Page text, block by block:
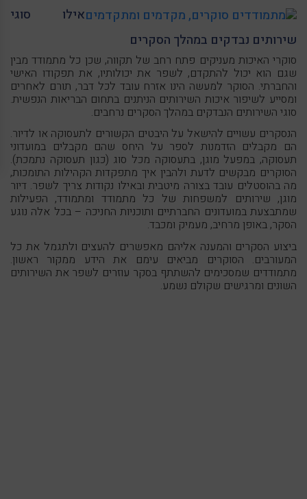
אילו סוגי
שירותים נבדקים במהלך הסקרים
סוקרי האיכות מעניקים פתח רחב של תקווה, שכן כל מתמודד מבין
שגם הוא יכול להתקדם, לשפר את יכולותיו, את תפקודו האישי
והחברתי. הסוקר למעשה הינו אזרח עובד לכל דבר, תורם לאחרים
ומסייע לשיפור איכות השירותים הניתנים בתחום הבריאות הנפשית.
סוגי השירותים הנבדקים במהלך הסקרים נרחבים.
הנסקרים עשויים להישאל על היבטים הקשורים לתעסוקה או לדיור.
הם מקבלים הזדמנות לספר על היחס שהם מקבלים במועדוני
תעסוקה, במפעל מוגן, בתעסוקה מכל סוג (כגון תעסוקה נתמכת).
הסוקרים מבקשים לדעת ולהבין איך מתפקדות הקהילות התומכות,
מה בהוסטלים עובד בצורה מיטבית ובאילו נקודות צריך לשפר. דיור
מוגן, שירותים למשפחות של כל מתמודד ומתמודד, הפעילות
שמתבצעת במועדונים החברתיים ותוכניות החניכה – בכל אלה נוגע
הסקר, באופן מרחיב, מעמיק ומכבד.
ביצוע הסקרים והמענה אליהם מאפשרים להעצים ולתגמל את כל
המעורבים. הסוקרים מביאים עימם את הידע ממקור ראשון.
מתמודדים שמסכימים להשתתף בסקר עוזרים לשפר את השירותים
השונים ומרגישים שקולם נשמע.